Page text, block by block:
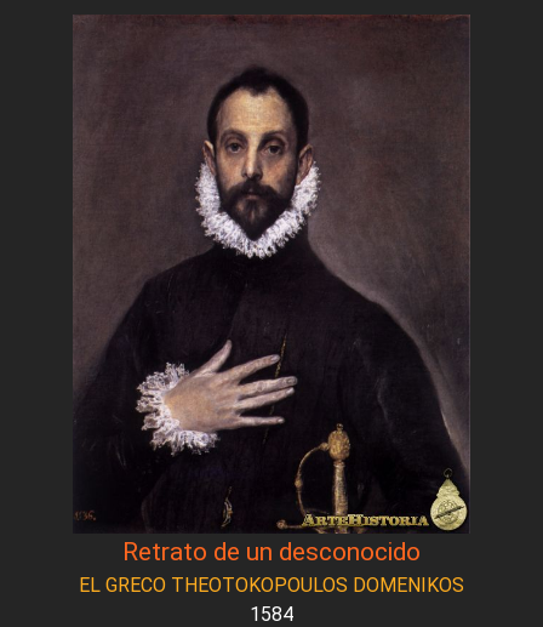
Retrato de un desconocido
EL GRECO THEOTOKOPOULOS DOMENIKOS
1584